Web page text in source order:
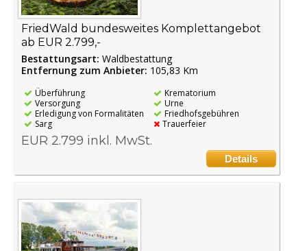
FriedWald bundesweites Komplettangebot
ab EUR 2.799,-
Bestattungsart: Waldbestattung
Entfernung zum Anbieter: 105,83 Km
Überführung
Versorgung
Erledigung von Formalitäten
Sarg
Krematorium
Urne
Friedhofsgebühren
Trauerfeier
EUR 2.799 inkl. MwSt.
Details